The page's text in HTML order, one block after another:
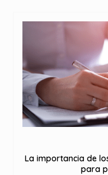
La importancia de
para